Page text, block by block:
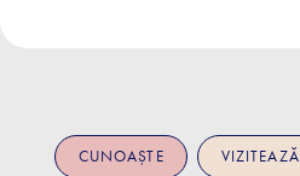
CUNOAȘTE VIZITEAZĂ